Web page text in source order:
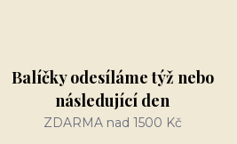
Balíčky odesíláme týž nebo
následující den
ZDARMA nad 1500 Kč